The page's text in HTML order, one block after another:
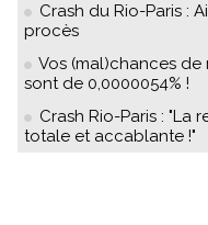
Crash du Rio-Paris :
procès
Vos (mal)chances
sont de 0,0000054% !
Crash Rio-Paris : "La
totale et accablante !"